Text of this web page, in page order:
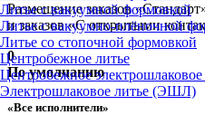
Литье с вакуумной формовкой
Литье с вакуумно-плёночной
Литье со стопочной формовкой
Центробежное литье
Центробежное
Электрошлаковое литье (ЭШЛ)
Размещение заказов
и заказов «С открытыми
0
По умолчанию
«Все исполнители»